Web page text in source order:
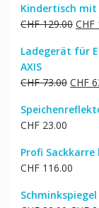
Kindertisch
CHF129.00
war:
CHF
Ladegerät für
AXIS
CHF73.00
war:
CHF
CHF23.00
Profi
CHF116.00